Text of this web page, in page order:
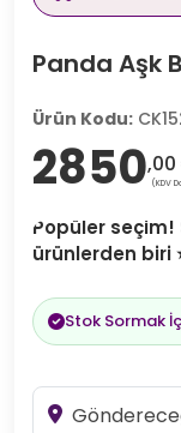
Panda Aşk
Ürün Kodu:
2850 (KDV
Popüler seçim!
ürünlerden biri
Stok Sormak